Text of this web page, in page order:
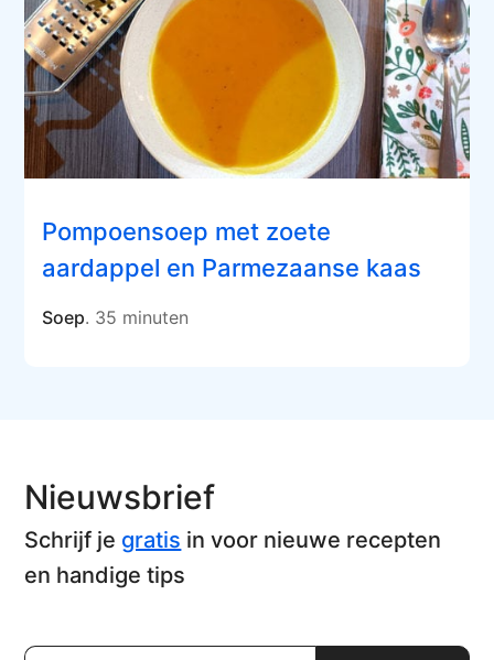
Pompoensoep met zoete
aardappel en Parmezaanse kaas
Soep. 35 minuten
Nieuwsbrief
Schrijf je gratis in voor nieuwe recepten
en handige tips